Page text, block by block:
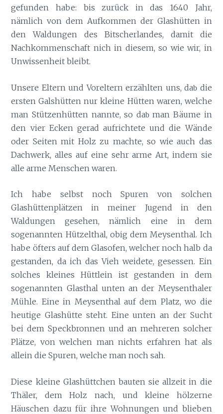
gefunden habe: bis zurück in das 1640 Jahr,
nämlich von dem Aufkommen der Glashütten in
den Waldungen des Bitscherlandes, damit die
Nachkommenschaft nich in diesem, so wie wir, in
Unwissenheit bleibt.
Unsere Eltern und Voreltern erzählten uns, dab die
ersten Galshütten nur kleine Hütten waren, welche
man Stützenhütten nannte, so dabman Bäume in
den vier Ecken gerad aufrichtete und die Wände
oder Seiten mit Holz zu machte, so wie auch das
Dachwerk, alles auf eine sehr arme Art, indem sie
alle arme Menschen waren.
Ich habe selbst noch Spuren von solchen
Glashüttenplätzen in meiner Jugend in den
Waldungen gesehen, nämlich eine in dem
sogenannten Hützelthal, obig dem Meysenthal. Ich
habe öfters auf dem Glasofen, welcher noch halb da
gestanden, da ich das Vieh weidete, gesessen. Ein
solches kleines Hüttlein ist gestanden in dem
sogenannten Glasthal unten an der Meysenthaler
Mühle. Eine in Meysenthal auf dem Platz, wo die
heutige Glashütte steht. Eine unten an der Sucht
bei dem Speckbronnen und an mehreren solcher
Plätze, von welchen man nichts erfahren hat als
allein die Spuren, welche man noch sah.
Diese kleine Glashüttchen bauten sie allzeit in die
Thäler, dem Holz nach, und kleine hölzerne
Häuschen dazu für ihre Wohnungen und blieben